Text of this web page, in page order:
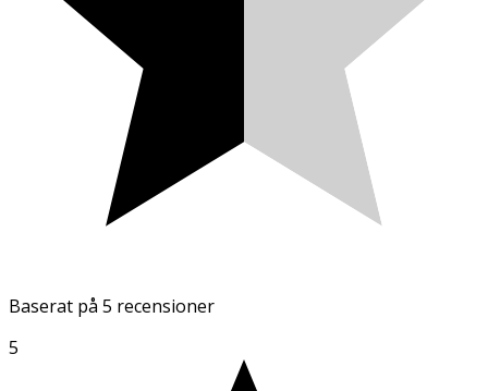
Baserat på 5 recensioner
5